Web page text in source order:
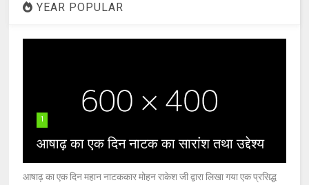
YEAR POPULAR
1
आषाढ़ का एक दिन नाटक का सारांश तथा उद्देश्य
आषाढ़ का एक दिन महान नाटककार मोहन राकेश जी द्वारा लिखा गया एक प्रसिद्ध